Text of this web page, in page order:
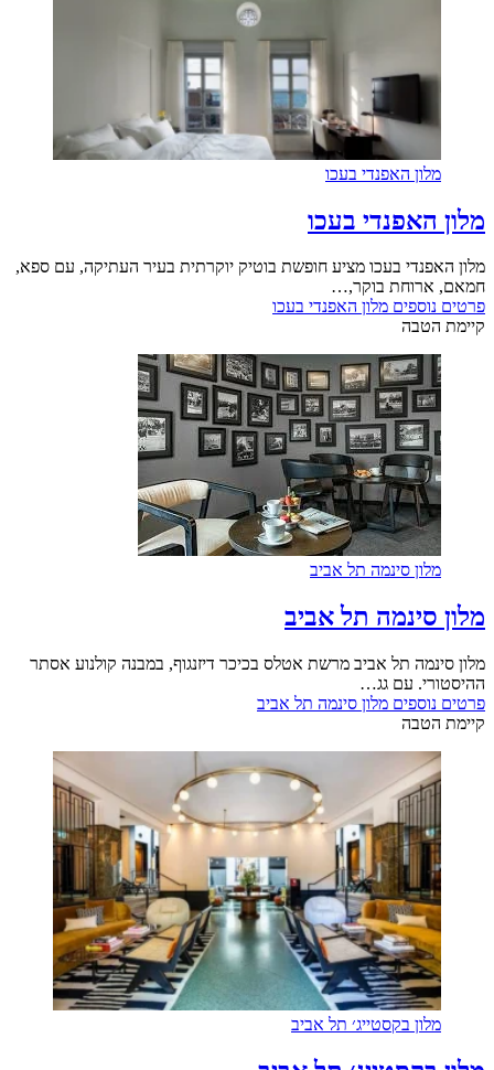
מלון האפנדי בעכו
מלון האפנדי בעכו
מלון האפנדי בעכו מציע חופשת בוטיק יוקרתית בעיר העתיקה, עם ספא,
חמאם, ארוחת בוקר,…
פרטים נוספים מלון האפנדי בעכו
קיימת הטבה
מלון סינמה תל אביב
מלון סינמה תל אביב
מלון סינמה תל אביב מרשת אטלס בכיכר דיזנגוף, במבנה קולנוע אסתר
ההיסטורי. עם גג…
פרטים נוספים מלון סינמה תל אביב
קיימת הטבה
מלון בקסטייג׳ תל אביב